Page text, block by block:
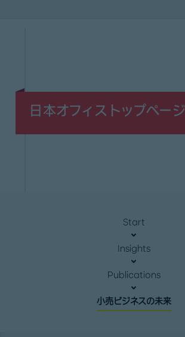
日本オフィストップページ
Start
Insights
Publications
小売ビジネスの未来